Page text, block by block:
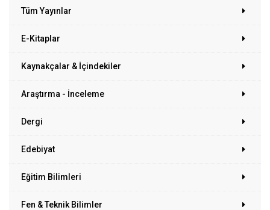
Tüm Yayınlar
E-Kitaplar
Kaynakçalar & İçindekiler
Araştırma - İnceleme
Dergi
Edebiyat
Eğitim Bilimleri
Fen & Teknik Bilimler